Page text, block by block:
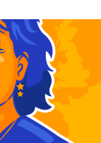
plat komen te
natuurrampen
Kamer hebben
wetten (Wet